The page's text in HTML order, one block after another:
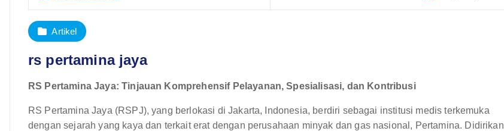
Artikel
rs pertamina jaya
RS Pertamina Jaya: Tinjauan Komprehensif Pelayanan, Spesialisasi, dan Kontribusi
RS Pertamina Jaya (RSPJ), yang berlokasi di Jakarta, Indonesia, berdiri sebagai institusi medis terkemuka
dengan sejarah yang kaya dan terkait erat dengan perusahaan minyak dan gas nasional, Pertamina. Didirikan